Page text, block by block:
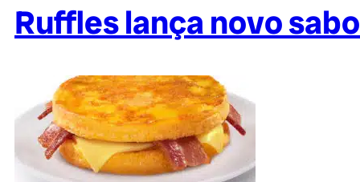
Ruffles lança novo